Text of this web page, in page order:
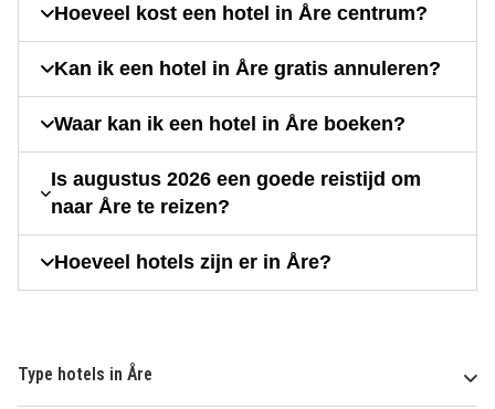
Hoeveel kost een hotel in Åre centrum?
Kan ik een hotel in Åre gratis annuleren?
Waar kan ik een hotel in Åre boeken?
Is augustus 2026 een goede reistijd om
naar Åre te reizen?
Hoeveel hotels zijn er in Åre?
Type hotels in Åre